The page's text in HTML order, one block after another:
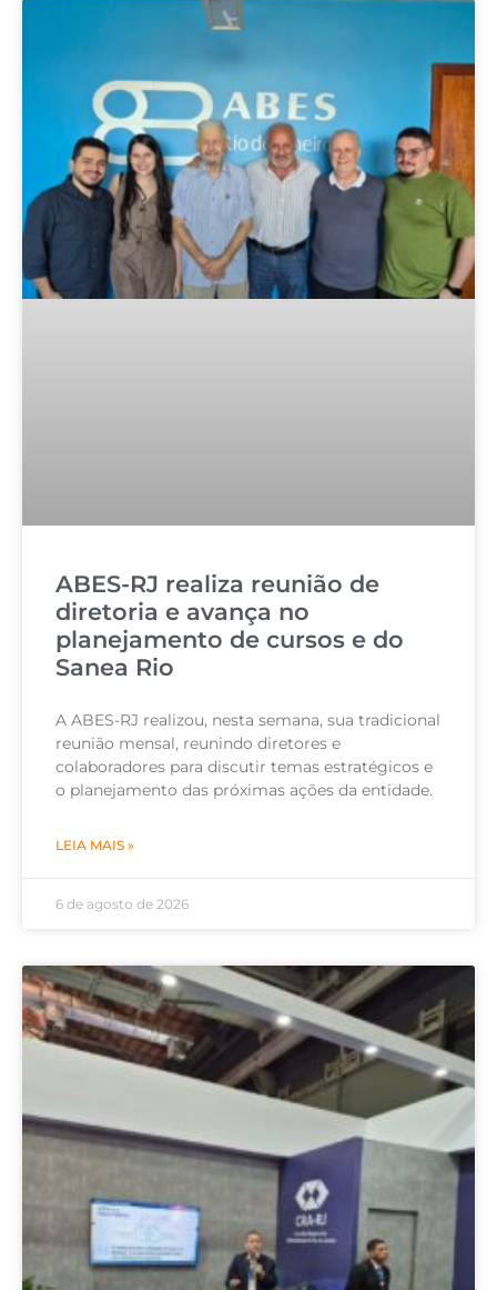
ABES-RJ realiza reunião de
diretoria e avança no
planejamento de cursos e do
Sanea Rio
A ABES-RJ realizou, nesta semana, sua tradicional
reunião mensal, reunindo diretores e
colaboradores para discutir temas estratégicos e
o planejamento das próximas ações da entidade.
LEIA MAIS »
6 de agosto de 2026